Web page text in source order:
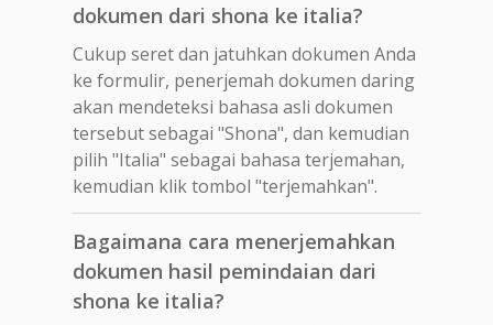
dokumen dari shona ke italia?
Cukup seret dan jatuhkan dokumen Anda
ke formulir, penerjemah dokumen daring
akan mendeteksi bahasa asli dokumen
tersebut sebagai "Shona", dan kemudian
pilih "Italia" sebagai bahasa terjemahan,
kemudian klik tombol "terjemahkan".
Bagaimana cara menerjemahkan
dokumen hasil pemindaian dari
shona ke italia?